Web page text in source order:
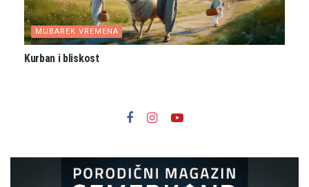
MUBAREK VREMENA
Kurban i bliskost